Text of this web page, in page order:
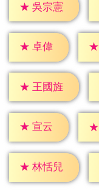
★ 吳宗憲
★ 卓偉 ★
★ 王國旌
★ 宣云 ★
★ 林恬兒